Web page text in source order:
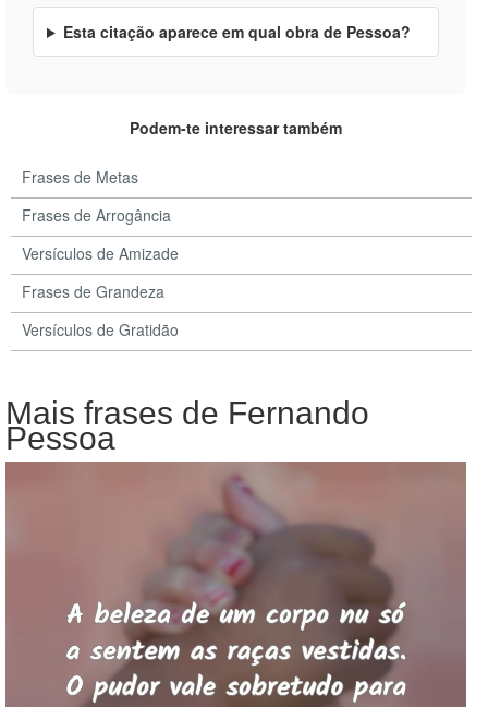
Esta citação aparece em qual obra de Pessoa?
Podem-te interessar também
Frases de Metas
Frases de Arrogância
Versículos de Amizade
Frases de Grandeza
Versículos de Gratidão
Mais frases de Fernando
Pessoa